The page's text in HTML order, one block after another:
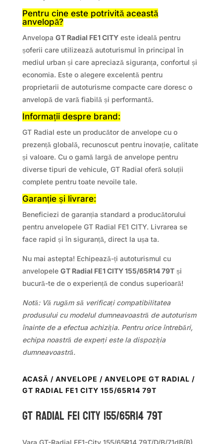
Pentru cine este potrivită această
anvelopă?
Anvelopa GT Radial FE1 CITYeste ideală pentru
șoferii care utilizează autoturismul în principal în
mediul urban și care apreciază siguranța, confortul și
economia. Este o alegere excelentă pentru
proprietarii de autoturisme compacte care doresc o
anvelopă de vară fiabilă și performantă.
Informații despre brand:
GT Radial este un producător de anvelope cu o
prezență globală, recunoscut pentru inovație, calitate
și valoare. Cu o gamă largă de anvelope pentru
diverse tipuri de vehicule, GT Radial oferă soluții
complete pentru toate nevoile tale.
Garanție și livrare:
Beneficiezi de garanția standard a producătorului
pentru anvelopele GT Radial FE1 CITY. Livrarea se
face rapid și în siguranță, direct la ușa ta.
Nu mai astepta! Echipează-ți autoturismul cu
anvelopele GT Radial FE1 CITY 155/65R14 79Tși
bucură-te de o experiență de condus superioară!
Notă: Vă rugăm să verificați compatibilitatea
produsului cu modelul dumneavoastră de autoturism
înainte de a efectua achiziția. Pentru orice întrebări,
echipa noastră de experți este la dispoziția
dumneavoastră.
ACASĂ / ANVELOPE / ANVELOPE GT RADIAL /
GT RADIAL FE1 CITY 155/65R14 79T
GT Radial FE1 CITY 155/65R14 79T
Vara GT-Radial FE1-City 155/65R14 79T/D/B/71dB(B)